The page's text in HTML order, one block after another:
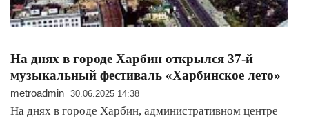
На днях в городе Харбин открылся 37-й
музыкальный фестиваль «Харбинское лето»
metroadmin 30.06.2025 14:38
На днях в городе Харбин, административном центре